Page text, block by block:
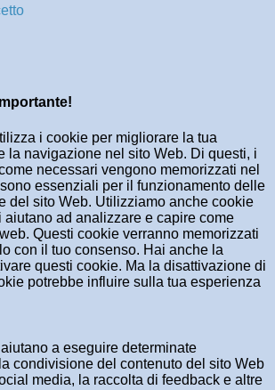
i cookie per migliorare la tua
la navigazione nel sito Web. Di questi, i
necessari vengono memorizzati nel
essenziali per il funzionamento delle
del sito Web. Utilizziamo anche cookie
aiutano ad analizzare e capire come
Questi cookie verranno memorizzati
con il tuo consenso. Hai anche la
questi cookie. Ma la disattivazione di
potrebbe influire sulla tua esperienza
a eseguire determinate
condivisione del contenuto del sito Web
media, la raccolta di feedback e altre